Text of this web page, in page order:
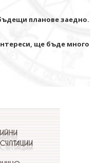
планове заедно.
ще бъде много